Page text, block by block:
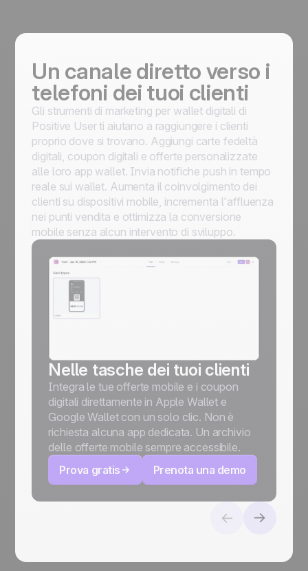
Un canale diretto verso i
telefoni dei tuoi clienti
Gli strumenti di marketing per wallet digitali di
Positive User ti aiutano a raggiungere i clienti
proprio dove si trovano. Aggiungi carte fedeltà
digitali, coupon digitali e offerte personalizzate
alle loro app wallet. Invia notifiche push in tempo
reale sui wallet. Aumenta il coinvolgimento dei
clienti su dispositivi mobile, incrementa l'affluenza
nei punti vendita e ottimizza la conversione
mobile senza alcun intervento di sviluppo.
Nelle tasche dei tuoi clienti
Integra le tue offerte mobile e i coupon
digitali direttamente in Apple Wallet e
Google Wallet con un solo clic. Non è
richiesta alcuna app dedicata. Un archivio
delle offerte mobile sempre accessibile.
Prova gratis
Prenota una demo